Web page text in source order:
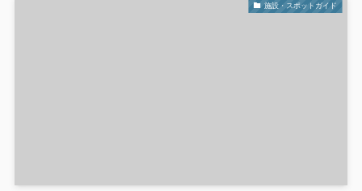
施設・スポットガイド